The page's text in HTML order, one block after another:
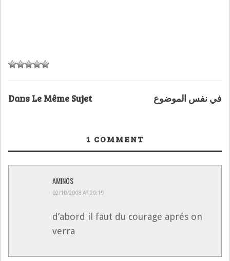
Dans Le Même Sujet في نفس الموضوع
1 COMMENT
AMINOS
02/10/2008 AT 20:19
d’abord il faut du courage aprés on
verra